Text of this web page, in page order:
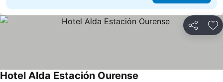
Partilhar
Hotel Alda Estación Ourense